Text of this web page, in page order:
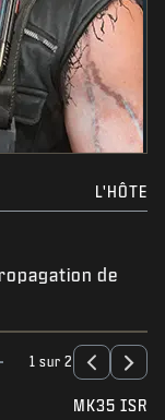
L'HÔTE
de
1 sur 2
MK35 ISR